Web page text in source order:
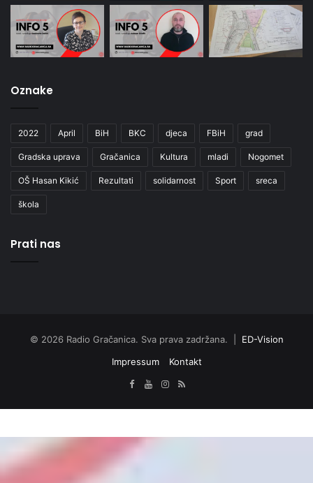
Oznake
2022 April BiH BKC djeca FBiH grad
Gradska uprava Gračanica Kultura mladi Nogomet
OŠ Hasan Kikić Rezultati solidarnost Sport sreca
škola
Prati nas
© 2026 Radio Gračanica. Sva prava zadržana. | ED-Vision
Impressum
Kontakt